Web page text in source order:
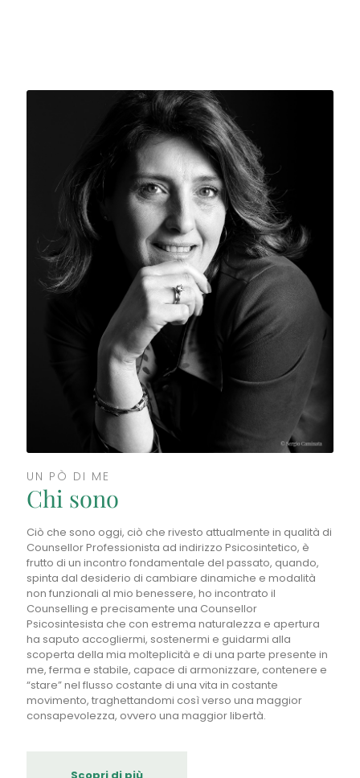
UN PÒ DI ME
Chi sono
Ciò che sono oggi, ciò che rivesto attualmente in qualità di
Counsellor Professionista ad indirizzo Psicosintetico, è
frutto di un incontro fondamentale del passato, quando,
spinta dal desiderio di cambiare dinamiche e modalità
non funzionali al mio benessere, ho incontrato il
Counselling e precisamente una Counsellor
Psicosintesista che con estrema naturalezza e apertura
ha saputo accogliermi, sostenermi e guidarmi alla
scoperta della mia molteplicità e di una parte presente in
me, ferma e stabile, capace di armonizzare, contenere e
“stare” nel flusso costante di una vita in costante
movimento, traghettandomi così verso una maggior
consapevolezza, ovvero una maggior libertà.
Scopri di più